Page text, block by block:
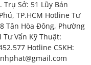
Sở: 51 Lũy Bán
TP.HCM Hotline Tư
Tân Hòa Đông, Phường
Vấn Kỹ Thuật:
Hotline CSKH: